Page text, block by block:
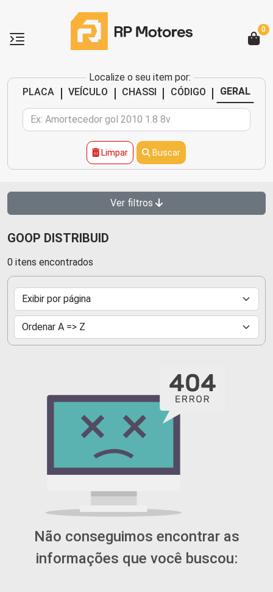
Localize o seu item por:
PLACA
| VEÍCULO | CHASSI | CÓDIGO | GERAL
Limpar Buscar
0
Ver filtros
GOOP DISTRIBUID
0 itens encontrados
Não conseguimos encontrar as
informações que você buscou: